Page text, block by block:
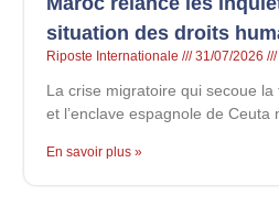
situation des droits
Riposte Internationale 31/07/2026
La crise migratoire qui secoue
et l’enclave espagnole de Ceuta
En savoir plus »